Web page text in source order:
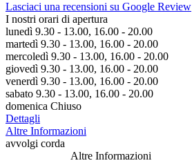
Lasciaci una recensioni su Google Review
I nostri orari di apertura
lunedì 9.30 - 13.00, 16.00 - 20.00
martedì 9.30 - 13.00, 16.00 - 20.00
mercoledì 9.30 - 13.00, 16.00 - 20.00
giovedì 9.30 - 13.00, 16.00 - 20.00
venerdì 9.30 - 13.00, 16.00 - 20.00
sabato 9.30 - 13.00, 16.00 - 20.00
domenica Chiuso
Dettagli
Altre Informazioni
avvolgi corda
Altre Informazioni